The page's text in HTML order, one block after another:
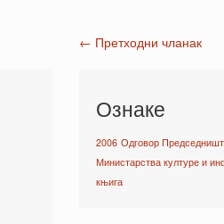
Post
← Претходни чланак
Ознаке
2006 Одговор
Министарства културе и
књига